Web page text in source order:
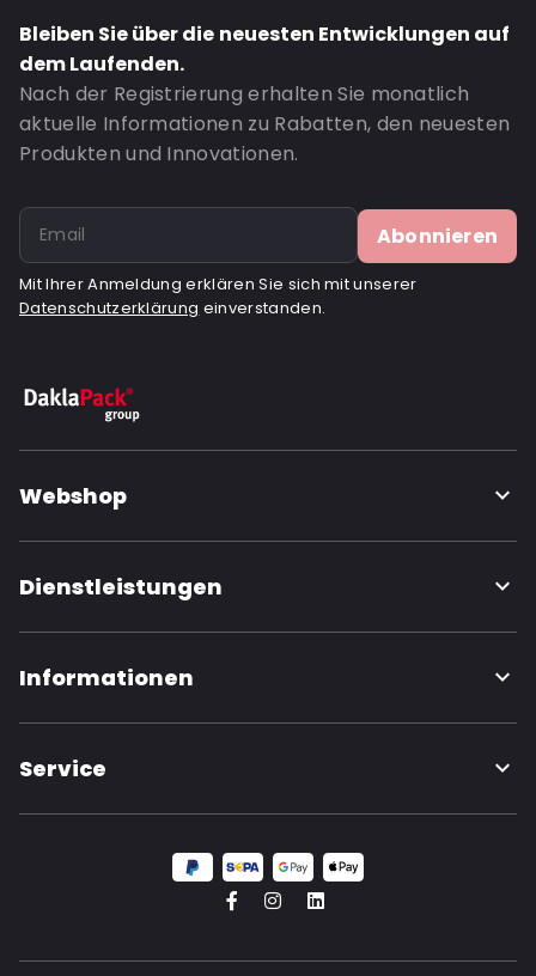
Bleiben Sie über die neuesten Entwicklungen auf
dem Laufenden.
Nach der Registrierung erhalten Sie monatlich
aktuelle Informationen zu Rabatten, den neuesten
Produkten und Innovationen.
Abonnieren
Mit Ihrer Anmeldung erklären Sie sich mit unserer
Datenschutzerklärung einverstanden.
Webshop
Dienstleistungen
Informationen
Service